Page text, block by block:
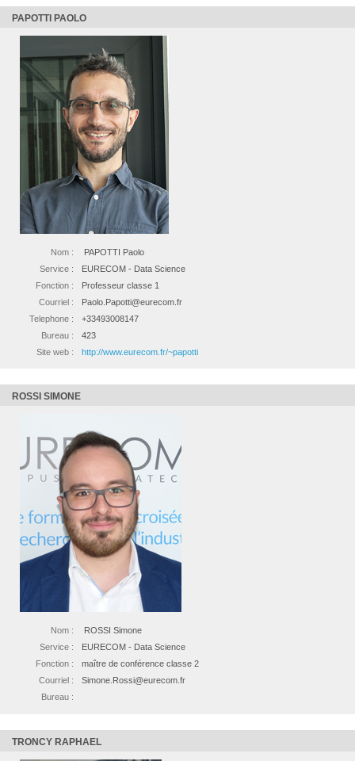
PAPOTTI PAOLO
Nom :
PAPOTTI Paolo
Service :
EURECOM - Data Science
Fonction :
Professeur classe 1
Courriel :
Paolo.Papotti@eurecom.fr
Telephone :
+33493008147
Bureau :
423
Site web :
http://www.eurecom.fr/~papotti
ROSSI SIMONE
Nom :
ROSSI Simone
Service :
EURECOM - Data Science
Fonction :
maître de conférence classe 2
Courriel :
Simone.Rossi@eurecom.fr
Bureau :
TRONCY RAPHAEL